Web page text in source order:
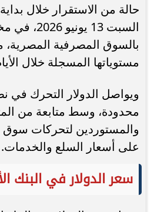
حالة من الاستقرار خلال
السبت 13
بالسوق المصرفية المصرية،
مستوياتها المسجلة خلال
ويواصل الدولار التحرك في
محدودة، وسط متابعة من
والمستوردين لتحركات سوق
على أسعار السلع والخدمات.
سعر الدولار في البنك